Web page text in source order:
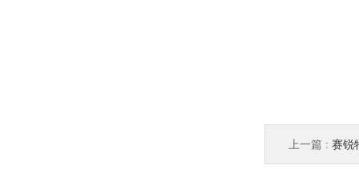
上一篇 : 赛锐